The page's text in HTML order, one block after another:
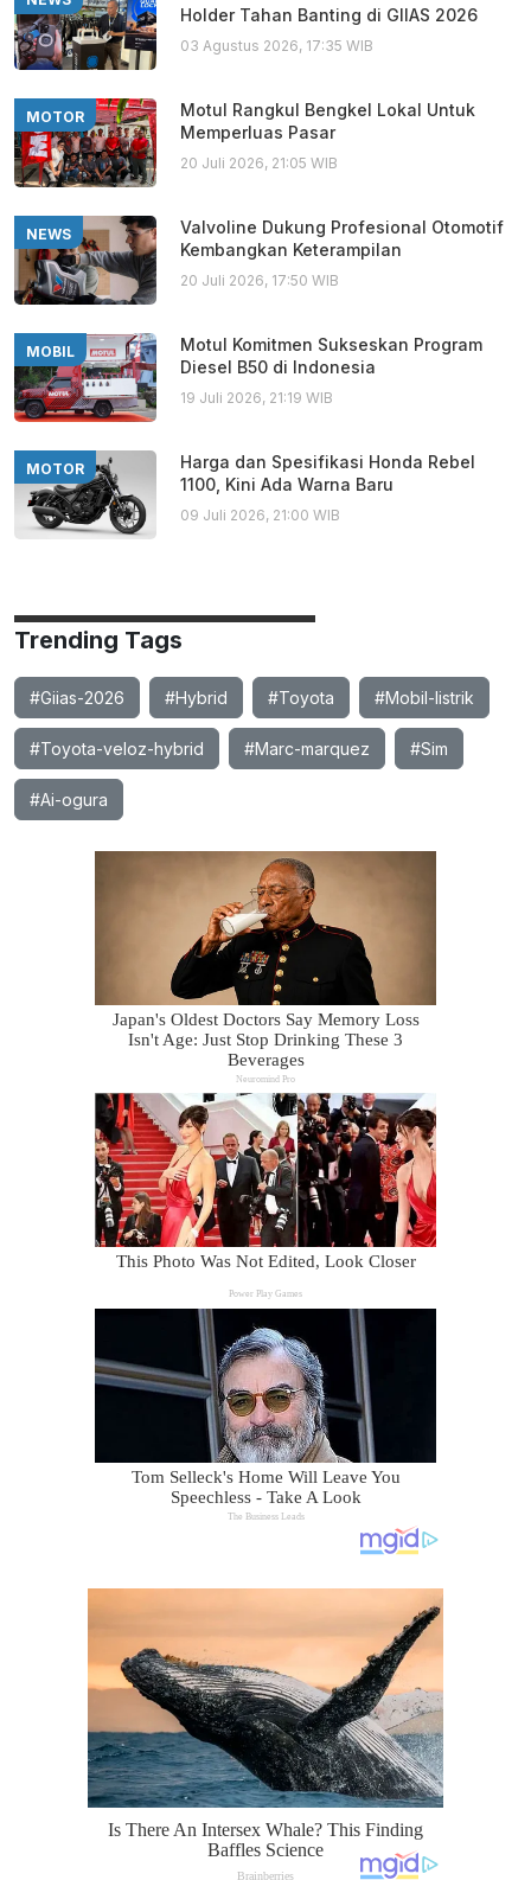
Holder Tahan Banting di GIIAS 2026
03 Agustus 2026, 17:35 WIB
MOTOR
Motul Rangkul Bengkel Lokal Untuk
Memperluas Pasar
20 Juli 2026, 21:05 WIB
NEWS
Valvoline Dukung Profesional Otomotif
Kembangkan Keterampilan
20 Juli 2026, 17:50 WIB
MOBIL
Motul Komitmen Sukseskan Program
Diesel B50 di Indonesia
19 Juli 2026, 21:19 WIB
MOTOR
Harga dan Spesifikasi Honda Rebel
1100, Kini Ada Warna Baru
09 Juli 2026, 21:00 WIB
Trending Tags
#Giias-2026 #Hybrid #Toyota #Mobil-listrik
#Toyota-veloz-hybrid #Marc-marquez #Sim
#Ai-ogura